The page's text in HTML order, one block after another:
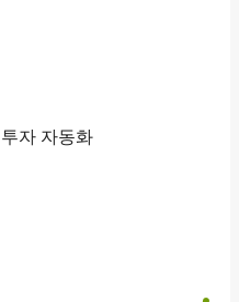
자 자동화